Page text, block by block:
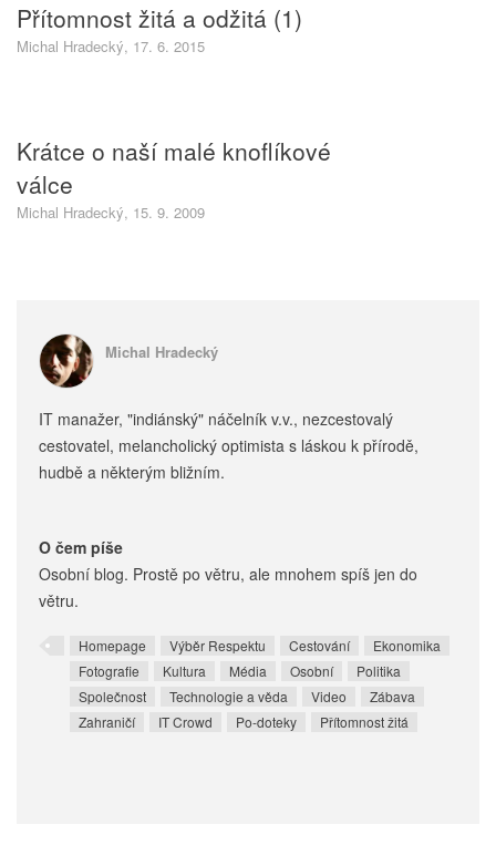
Přítomnost žitá a odžitá (1)
Michal Hradecký, 17. 6. 2015
Krátce o naší malé knoflíkové
válce
Michal Hradecký, 15. 9. 2009
Michal Hradecký
IT manažer, "indiánský" náčelník v.v., nezcestovalý
cestovatel, melancholický optimista s láskou k přírodě,
hudbě a některým bližním.
O čem píše
Osobní blog. Prostě po větru, ale mnohem spíš jen do
větru.
Homepage Výběr Respektu Cestování
Ekonomika
Fotografie
Kultura Média Osobní
Politika
Společnost
Technologie a věda Video
Zábava
Zahraničí
IT Crowd Po-doteky Přítomnost žitá